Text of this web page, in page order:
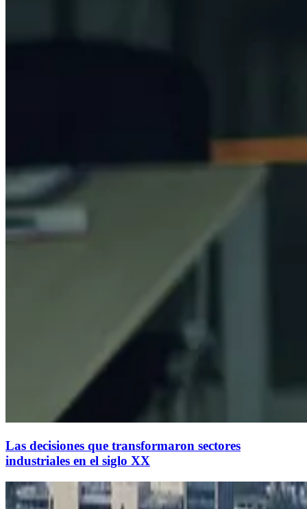
Las decisiones que transformaron sectores
industriales en el siglo XX